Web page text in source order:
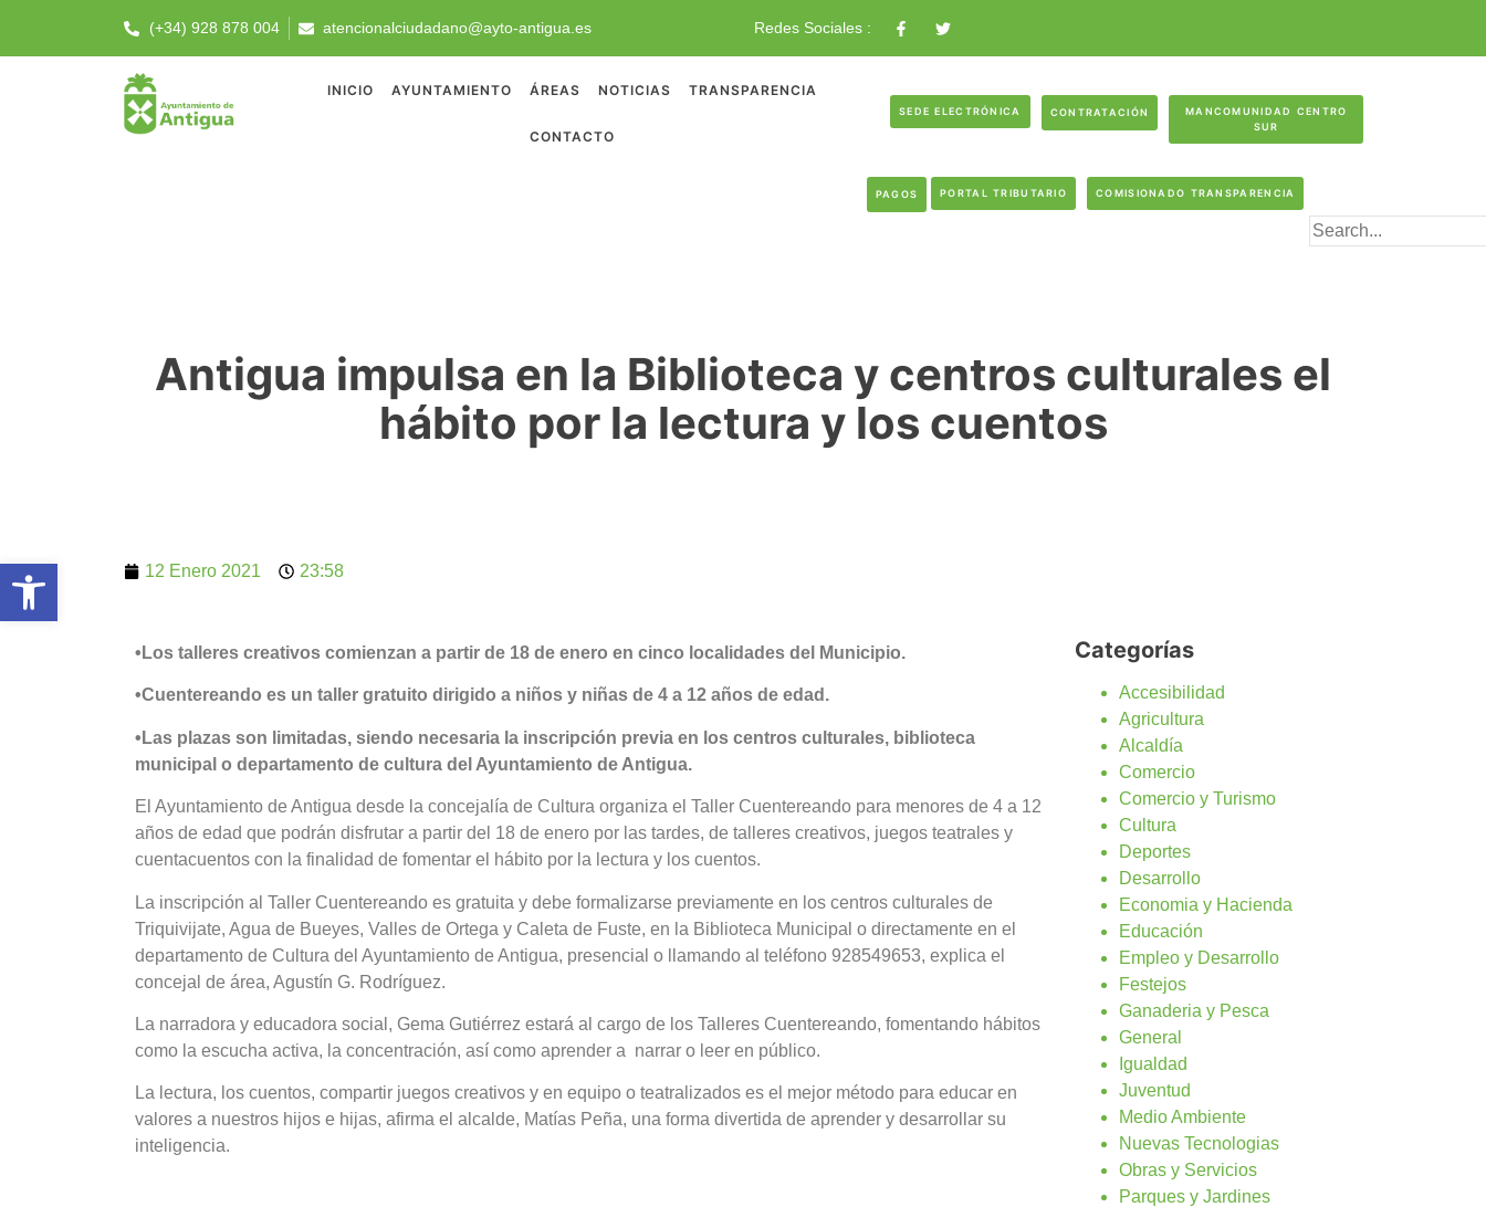
(+34) 928 878 004 atencionalciudadano@ayto-antigua.es Redes Sociales :
INICIO AYUNTAMIENTO ÁREAS NOTICIAS TRANSPARENCIA
CONTACTO
SEDE ELECTRÓNICA CONTRATACIÓN
MANCOMUNIDAD CENTRO
SUR
PAGOS PORTAL TRIBUTARIO COMISIONADO TRANSPARENCIA
Antigua impulsa en la Biblioteca y centros culturales el
hábito por la lectura y los cuentos
12 Enero 2021 23:58
•Los talleres creativos comienzan a partir de 18 de enero en cinco localidades del Municipio.
•Cuentereando es un taller gratuito dirigido a niños y niñas de 4 a 12 años de edad.
•Las plazas son limitadas, siendo necesaria la inscripción previa en los centros culturales, biblioteca
municipal o departamento de cultura del Ayuntamiento de Antigua.
El Ayuntamiento de Antigua desde la concejalía de Cultura organiza el Taller Cuentereando para menores de 4 a 12
años de edad que podrán disfrutar a partir del 18 de enero por las tardes, de talleres creativos, juegos teatrales y
cuentacuentos con la finalidad de fomentar el hábito por la lectura y los cuentos.
La inscripción al Taller Cuentereando es gratuita y debe formalizarse previamente en los centros culturales de
Triquivijate, Agua de Bueyes, Valles de Ortega y Caleta de Fuste, en la Biblioteca Municipal o directamente en el
departamento de Cultura del Ayuntamiento de Antigua, presencial o llamando al teléfono 928549653, explica el
concejal de área, Agustín G. Rodríguez.
La narradora y educadora social, Gema Gutiérrez estará al cargo de los Talleres Cuentereando, fomentando hábitos
como la escucha activa, la concentración, así como aprender a narrar o leer en público.
La lectura, los cuentos, compartir juegos creativos y en equipo o teatralizados es el mejor método para educar en
valores a nuestros hijos e hijas, afirma el alcalde, Matías Peña, una forma divertida de aprender y desarrollar su
inteligencia.
Categorías
Accesibilidad
Agricultura
Alcaldía
Comercio
Comercio y Turismo
Cultura
Deportes
Desarrollo
Economia y Hacienda
Educación
Empleo y Desarrollo
Festejos
Ganaderia y Pesca
General
Igualdad
Juventud
Medio Ambiente
Nuevas Tecnologias
Obras y Servicios
Parques y Jardines
Abrir barra de herramientas